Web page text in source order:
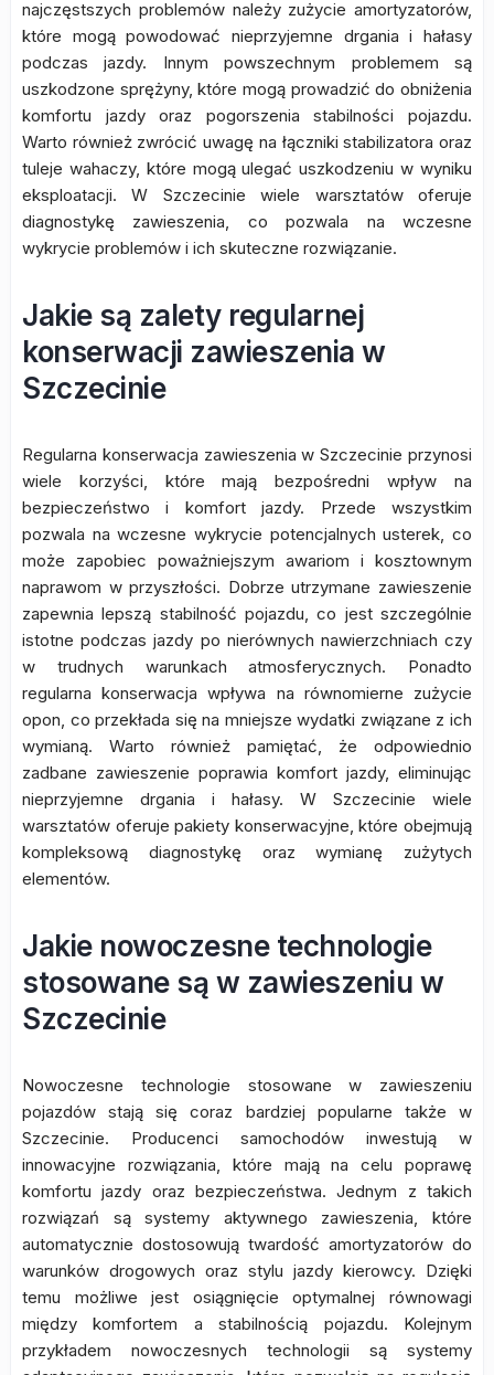
najczęstszych problemów należy zużycie amortyzatorów,
które mogą powodować nieprzyjemne drgania i hałasy
podczas jazdy. Innym powszechnym problemem są
uszkodzone sprężyny, które mogą prowadzić do obniżenia
komfortu jazdy oraz pogorszenia stabilności pojazdu.
Warto również zwrócić uwagę na łączniki stabilizatora oraz
tuleje wahaczy, które mogą ulegać uszkodzeniu w wyniku
eksploatacji. W Szczecinie wiele warsztatów oferuje
diagnostykę zawieszenia, co pozwala na wczesne
wykrycie problemów i ich skuteczne rozwiązanie.
Jakie są zalety regularnej
konserwacji zawieszenia w
Szczecinie
Regularna konserwacja zawieszenia w Szczecinie przynosi
wiele korzyści, które mają bezpośredni wpływ na
bezpieczeństwo i komfort jazdy. Przede wszystkim
pozwala na wczesne wykrycie potencjalnych usterek, co
może zapobiec poważniejszym awariom i kosztownym
naprawom w przyszłości. Dobrze utrzymane zawieszenie
zapewnia lepszą stabilność pojazdu, co jest szczególnie
istotne podczas jazdy po nierównych nawierzchniach czy
w trudnych warunkach atmosferycznych. Ponadto
regularna konserwacja wpływa na równomierne zużycie
opon, co przekłada się na mniejsze wydatki związane z ich
wymianą. Warto również pamiętać, że odpowiednio
zadbane zawieszenie poprawia komfort jazdy, eliminując
nieprzyjemne drgania i hałasy. W Szczecinie wiele
warsztatów oferuje pakiety konserwacyjne, które obejmują
kompleksową diagnostykę oraz wymianę zużytych
elementów.
Jakie nowoczesne technologie
stosowane są w zawieszeniu w
Szczecinie
Nowoczesne technologie stosowane w zawieszeniu
pojazdów stają się coraz bardziej popularne także w
Szczecinie. Producenci samochodów inwestują w
innowacyjne rozwiązania, które mają na celu poprawę
komfortu jazdy oraz bezpieczeństwa. Jednym z takich
rozwiązań są systemy aktywnego zawieszenia, które
automatycznie dostosowują twardość amortyzatorów do
warunków drogowych oraz stylu jazdy kierowcy. Dzięki
temu możliwe jest osiągnięcie optymalnej równowagi
między komfortem a stabilnością pojazdu. Kolejnym
przykładem nowoczesnych technologii są systemy